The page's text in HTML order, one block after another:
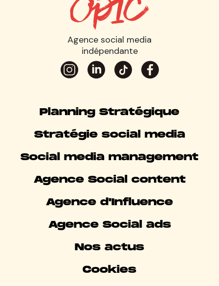
Agence social media
indépendante
Planning Stratégique
Stratégie social media
Social media management
Agence Social content
Agence d'Influence
Agence Social ads
Nos actus
Cookies